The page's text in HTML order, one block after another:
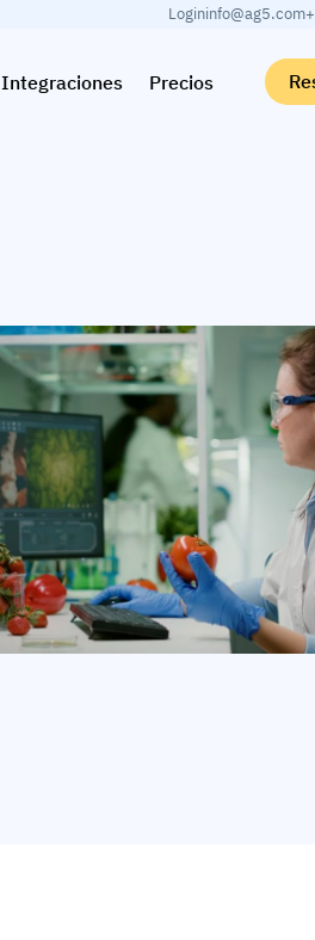
Logininfo@ag5.com
Integraciones Precios